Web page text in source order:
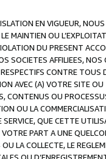
EN VIGUEUR,
MAINTIEN OU
DU PRESENT
SOCIETES AFFILIEES,
CONTRE
AVEC (A) VOTRE SITE
CONTENUS OU
OU LA
QUE CETTE
PART A UNE
LA COLLECTE, LE
OU